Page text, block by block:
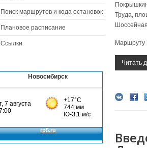
Труда,
Маршруту
Читать
Поиск маршрутов и кода остановок
Плановое расписание
Ссылки
Новосибирск